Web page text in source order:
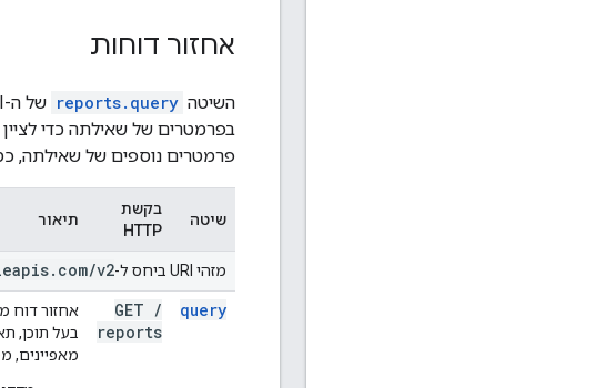
אחזור דוחות
השיטה reports.query
בפרמטרים של שאילתה כדי
פרמטרים נוספים של שאילתה,
שיטה
בקשת
HTTP
תיאור
מזהי URI ביחס ל- . com/v2
query
GET /
reports
בעל תוכן,
מאפיינים,